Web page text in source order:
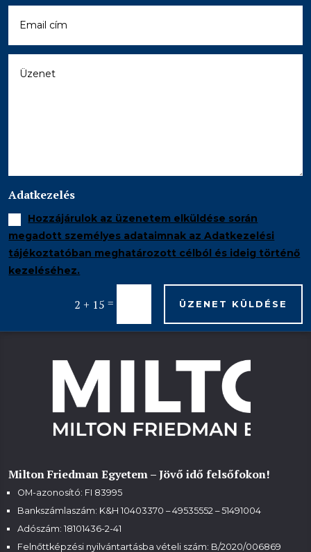
Adatkezelés
Hozzájárulok az üzenetem elküldése során
megadott személyes adataimnak az Adatkezelési
tájékoztatóban meghatározott célból és ideig történő
kezeléséhez.
2 + 15 = ÜZENET KÜLDÉSE
Milton Friedman Egyetem – Jövő idő felsőfokon!
OM-azonosító: FI 83995
Bankszámlaszám: K&H 10403370 – 49535552 – 51491004
Adószám: 18101436-2-41
Felnőttképzési nyilvántartásba vételi szám: B/2020/006869